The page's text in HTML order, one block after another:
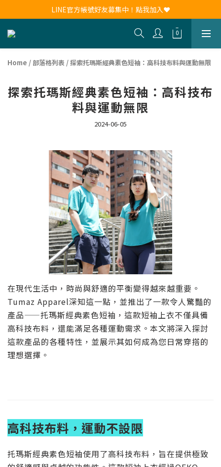
新會員註冊送30元購物金！現領現用！
LINE官方帳號好友募集中！點我加入❤
新會員註冊送30元購物金！現領現用！
Home / 部落格列表 /探索托瑪斯經典素色短袖：高科技布料與運動無限
探索托瑪斯經典素色短袖：高科技布
料與運動無限
2024-06-05
在現代生活中，時尚與舒適的平衡變得越來越重要。
Tumaz Apparel深知這一點，並推出了一款令人驚豔的
產品——托瑪斯經典素色短袖，這款短袖上衣不僅具備
高科技布料，還能滿足各種運動需求。本文將深入探討
這款產品的各種特性，並展示其如何成為您日常穿搭的
理想選擇。
高科技布料，運動不設限
托瑪斯經典素色短袖使用了高科技布料，旨在提供極致